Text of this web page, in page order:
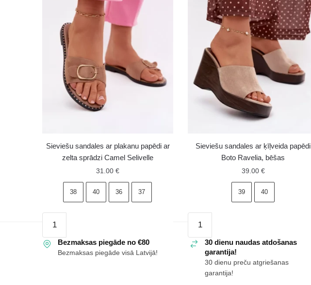
Sieviešu sandales ar plakanu papēdi ar
zelta sprādzi Camel Selivelle
31.00 €
38 40 36 37
sandales
ar
plakanu
Sieviešu sandales ar ķīļveida papēdi
Boto Ravelia, bēšas
39.00 €
39 40
sandales
ar
ķīļveida
papēdi
Bezmaksas piegāde no €80
Bezmaksas piegāde visā Latvijā!
30 dienu naudas atdošanas
garantija!
30 dienu preču atgriešanas
garantija!